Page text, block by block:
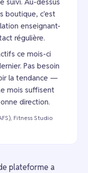
boutique, c'est
enseignant-
régulière.
ce mois-ci
Pas besoin
la tendance —
mois suffisent
direction.
Fitness Studio
plateforme a